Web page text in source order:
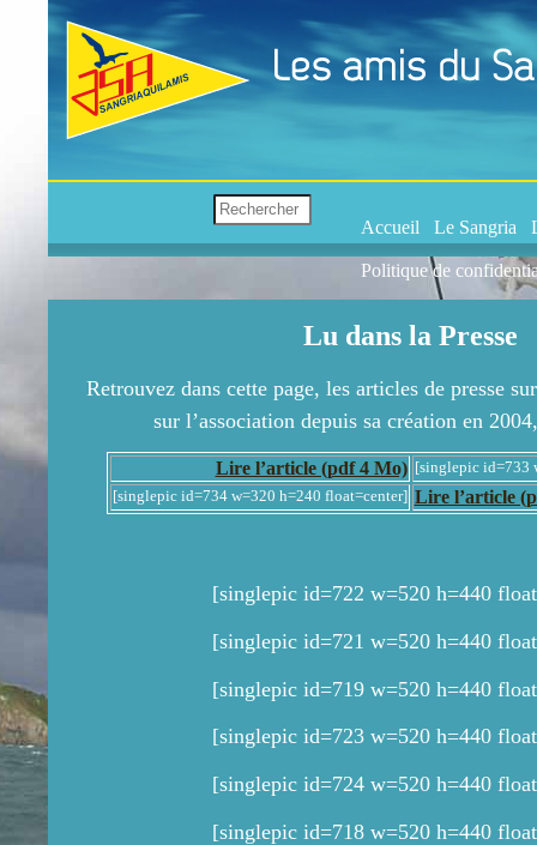
Accueil Le Sangria
Politique de
Lu dans la Presse
Retrouvez dans cette page, les articles de presse
sur l’association depuis sa création en
Lire l’article (pdf 4 Mo)
[singlepic id=733
[singlepic id=734 w=320 h=240 float=center] Lire l’article
[singlepic id=722 w=520 h=440
[singlepic id=721 w=520 h=440
[singlepic id=719 w=520 h=440
[singlepic id=723 w=520 h=440
[singlepic id=724 w=520 h=440
[singlepic id=718 w=520 h=440